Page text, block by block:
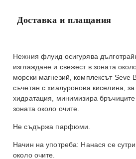
Доставка и плащания
Нежния флуид осигурява
изглаждане и свежест в зоната
морски магнезий, комплексът Seve
съчетан с хиалуронова киселина,
хидратация, минимизира
зоната около очите.
Не съдържа парфюми.
Начин на употреба: Нанася се
около очите.